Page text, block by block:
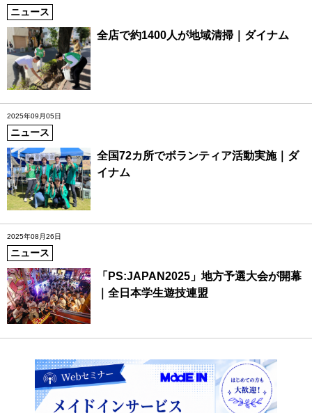
ニュース
全店で約1400人が地域清掃｜ダイナム
2025年09月05日
ニュース
全国72カ所でボランティア活動実施｜ダ
イナム
2025年08月26日
ニュース
「PS:JAPAN2025」地方予選大会が開幕
｜全日本学生遊技連盟